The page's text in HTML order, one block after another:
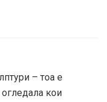
– тоа е
огледала кои